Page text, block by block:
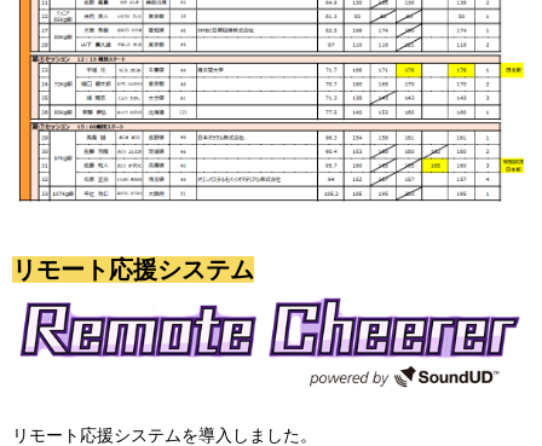
リモート応援システム
リモート応援システムを導入しました。